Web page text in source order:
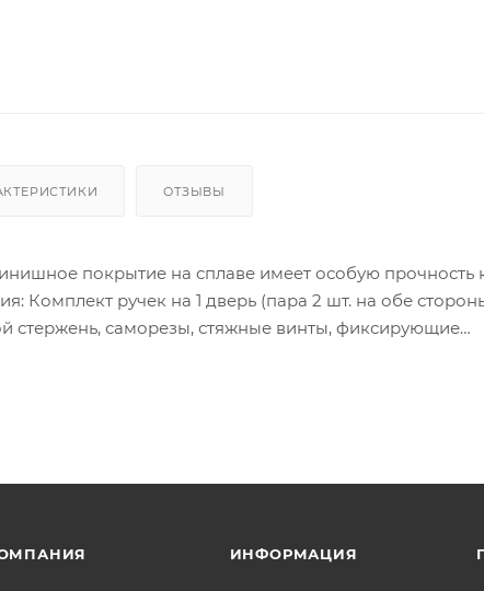
ОТЗЫВЫ
покрытие на сплаве имеет особую прочность
Комплект ручек на 1 дверь (пара 2 шт. на обе
стержень, саморезы, стяжные винты, фиксирующие
в высланном счете после проверки товара на
ИНФОРМАЦИЯ